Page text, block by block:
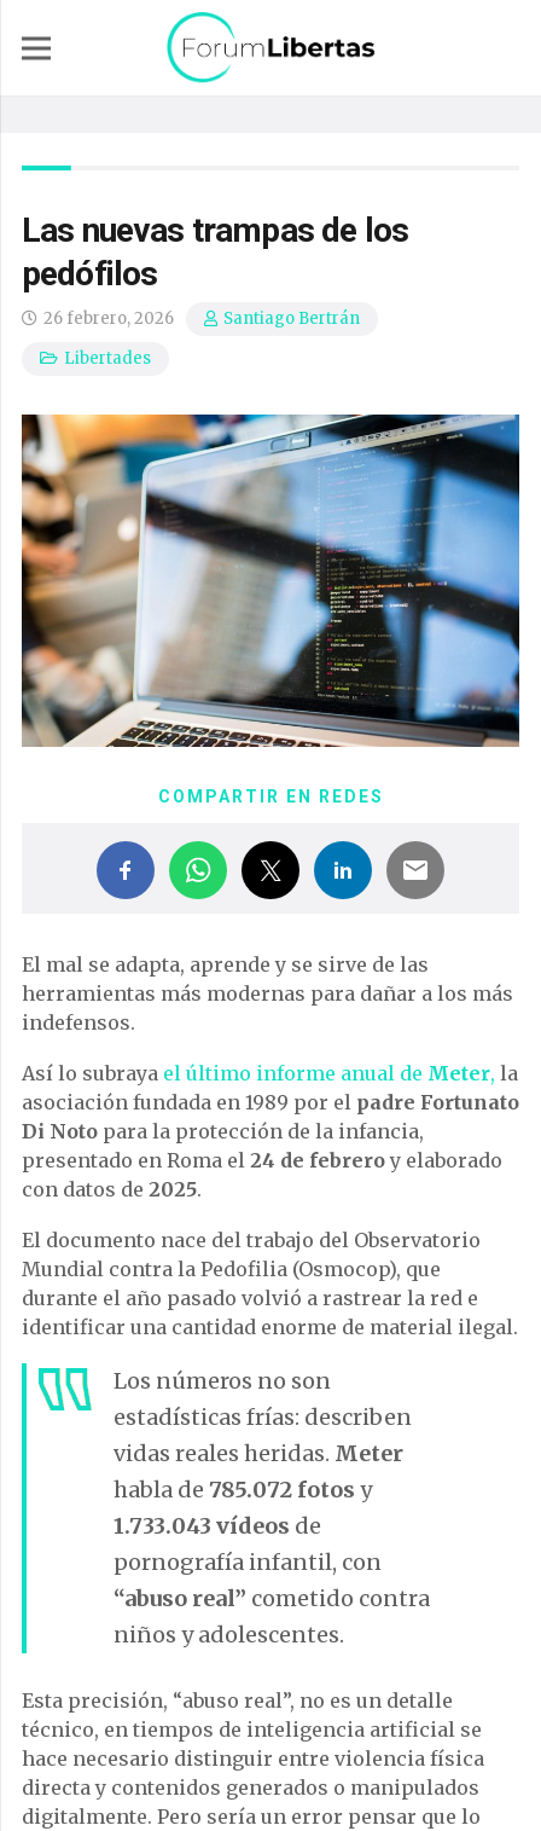
Las nuevas trampas de los
pedófilos
26 febrero, 2026
Santiago Bertrán
Libertades
COMPARTIR EN REDES
El mal se adapta, aprende y se sirve de las
herramientas más modernas para dañar a los más
indefensos.
Así lo subraya el último informe anual de Meter, la
asociación fundada en 1989 por el padre Fortunato
Di Noto para la protección de la infancia,
presentado en Roma el 24 de febreroy elaborado
con datos de 2025.
El documento nace del trabajo del Observatorio
Mundial contra la Pedofilia (Osmocop), que
durante el año pasado volvió a rastrear la red e
identificar una cantidad enorme de material ilegal.
Los números no son
estadísticas frías: describen
vidas reales heridas. Meter
habla de 785.072 fotos y
1.733.043 vídeos de
pornografía infantil, con
“abuso real” cometido contra
niños y adolescentes.
Esta precisión, “abuso real”, no es un detalle
técnico, en tiempos de inteligencia artificial se
hace necesario distinguir entre violencia física
directa y contenidos generados o manipulados
digitalmente. Pero sería un error pensar que lo